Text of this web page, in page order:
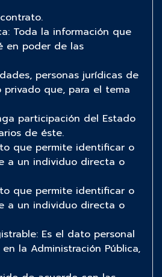
Toda la información que
en poder de las
personas jurídicas de
que, para el tema
participación del Estado
de éste.
que permite identificar o
a un individuo directa o
que permite identificar o
a un individuo directa o
Es el dato personal
la Administración Pública,